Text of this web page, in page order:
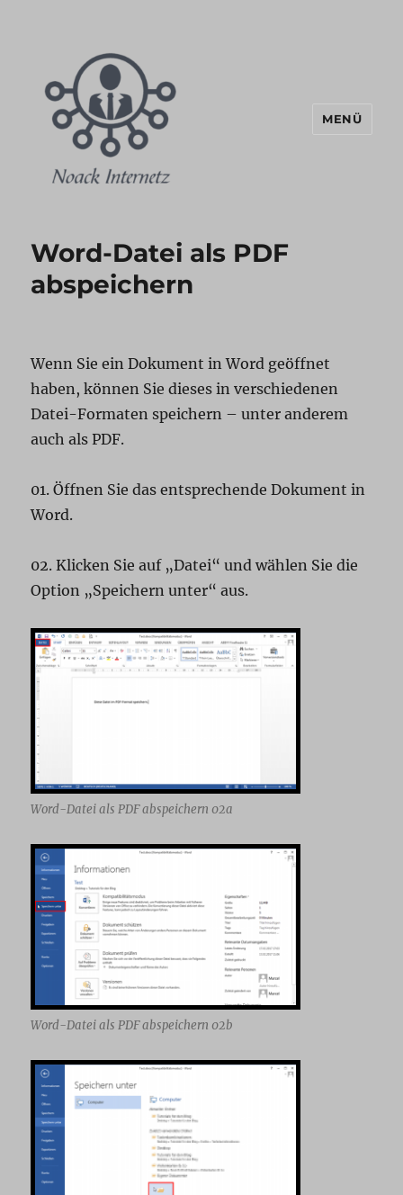
MENÜ
Word-Datei als PDF
abspeichern
Wenn Sie ein Dokument in Word geöffnet
haben, können Sie dieses in verschiedenen
Datei-Formaten speichern – unter anderem
auch als PDF.
01. Öffnen Sie das entsprechende Dokument in
Word.
02. Klicken Sie auf „Datei“ und wählen Sie die
Option „Speichern unter“ aus.
Word-Datei als PDF abspeichern 02a
Word-Datei als PDF abspeichern 02b